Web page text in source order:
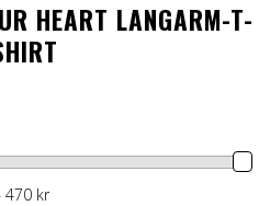
HEART LANGARM-T-
470 kr